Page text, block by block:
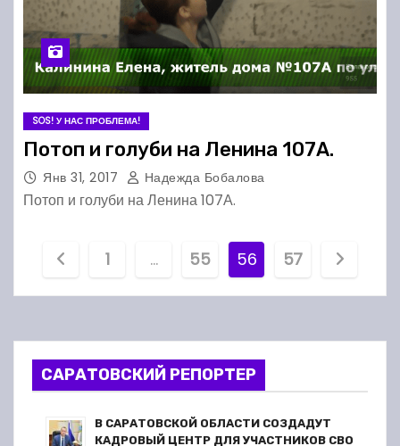
SOS! У НАС ПРОБЛЕМА!
Потоп и голуби на Ленина 107А.
Янв 31, 2017 Надежда Бобалова
Потоп и голуби на Ленина 107А.
а
г
и
1 … 55 56 57
САРАТОВСКИЙ РЕПОРТЕР
В САРАТОВСКОЙ ОБЛАСТИ СОЗДАДУТ
КАДРОВЫЙ ЦЕНТР ДЛЯ УЧАСТНИКОВ СВО